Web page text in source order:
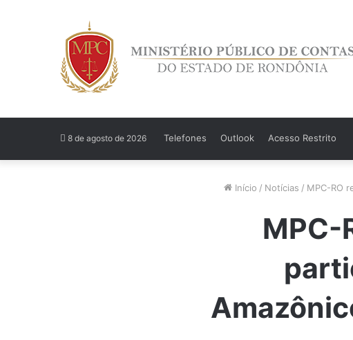
8 de agosto de 2026 Telefones Outlook Acesso Restrito
Início / Notícias / MPC-RO
MPC-